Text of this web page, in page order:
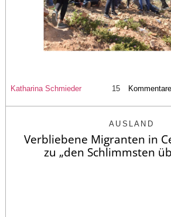
Katharina Schmieder 15
AUSLAND
Verbliebene Migranten in
zu „den Schlimmsten